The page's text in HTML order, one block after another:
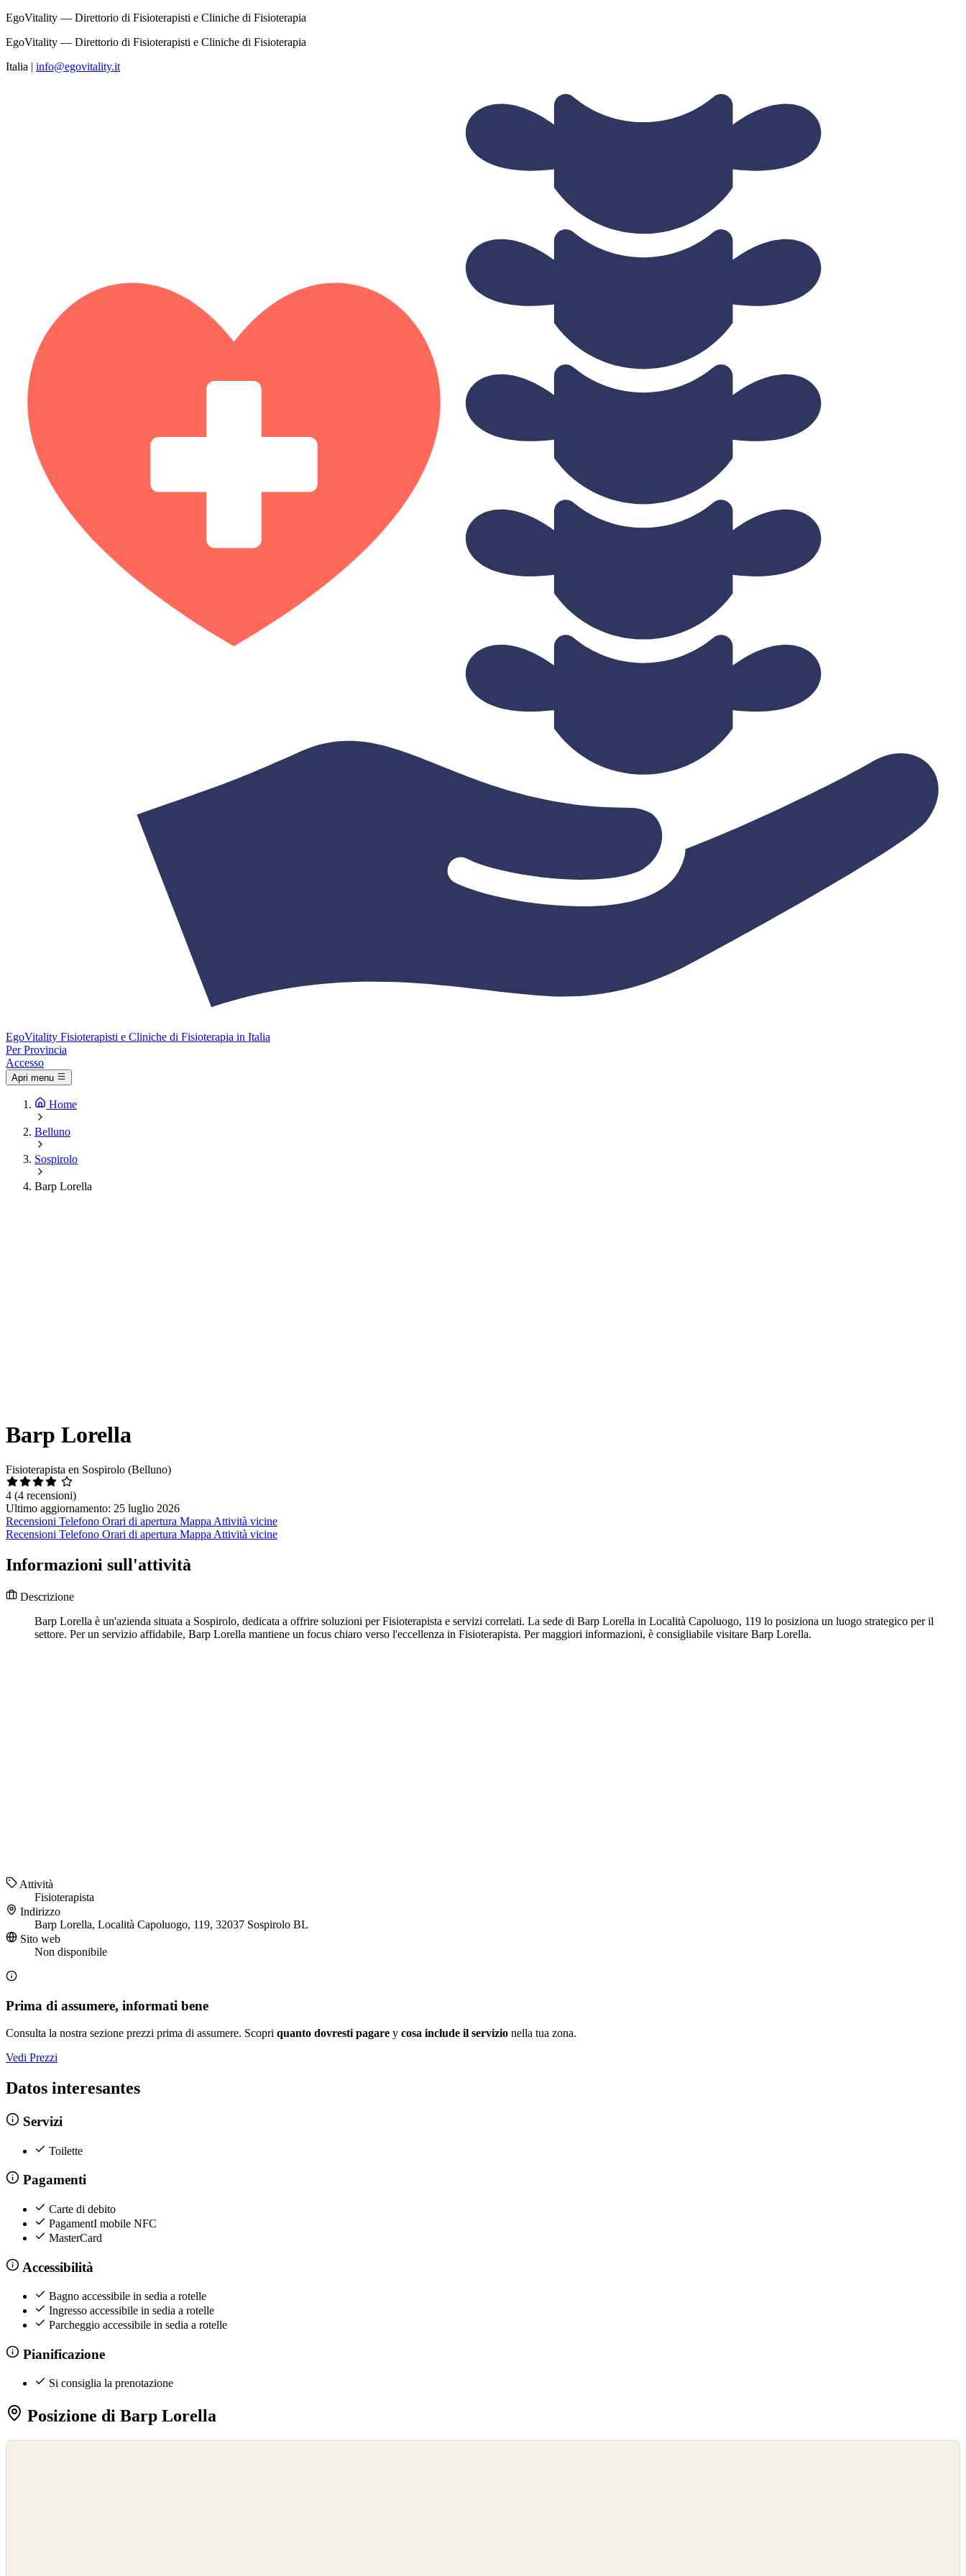
EgoVitality — Direttorio di Fisioterapisti e Cliniche di Fisioterapia
EgoVitality — Direttorio di Fisioterapisti e Cliniche di Fisioterapia
Italia | info@egovitality.it
EgoVitality Fisioterapisti e Cliniche di Fisioterapia in Italia
Per Provincia
Accesso
Apri menu
Home
Belluno
Sospirolo
Barp Lorella
Barp Lorella
Fisioterapista en Sospirolo (Belluno)
4 (4 recensioni)
Ultimo aggiornamento: 25 luglio 2026
Recensioni Telefono Orari di apertura Mappa Attività vicine
Recensioni Telefono Orari di apertura Mappa Attività vicine
Informazioni sull'attività
Descrizione
Barp Lorella è un'azienda situata a Sospirolo, dedicata a offrire soluzioni per Fisioterapista e servizi correlati. La sede di Barp Lorella in Località Capoluogo, 119 lo posiziona un luogo strategico per il
settore. Per un servizio affidabile, Barp Lorella mantiene un focus chiaro verso l'eccellenza in Fisioterapista. Per maggiori informazioni, è consigliabile visitare Barp Lorella.
Attività
Fisioterapista
Indirizzo
Barp Lorella, Località Capoluogo, 119, 32037 Sospirolo BL
Sito web
Non disponibile
Prima di assumere, informati bene
Consulta la nostra sezione prezzi prima di assumere. Scopri quanto dovresti pagare y cosa include il servizio nella tua zona.
Vedi Prezzi
Datos interesantes
Servizi
Toilette
Pagamenti
Carte di debito
PagamentI mobile NFC
MasterCard
Accessibilità
Bagno accessibile in sedia a rotelle
Ingresso accessibile in sedia a rotelle
Parcheggio accessibile in sedia a rotelle
Pianificazione
Si consiglia la prenotazione
Posizione di Barp Lorella